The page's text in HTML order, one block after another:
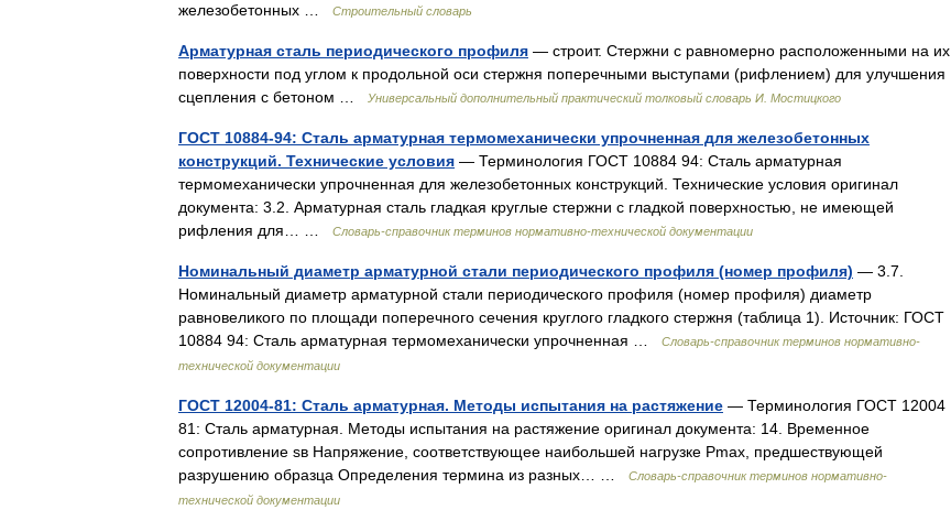
железобетонных …
Строительный словарь
Арматурная сталь периодического профиля — строит. Стержни с равномерно расположенными на их
поверхности под углом к продольной оси стержня поперечными выступами (рифлением) для улучшения
сцепления с бетоном …
Универсальный дополнительный практический толковый словарь И. Мостицкого
ГОСТ 10884-94: Сталь арматурная термомеханически упрочненная для железобетонных
конструкций. Технические условия — Терминология ГОСТ 10884 94: Сталь арматурная
термомеханически упрочненная для железобетонных конструкций. Технические условия оригинал
документа: 3.2. Арматурная сталь гладкая круглые стержни с гладкой поверхностью, не имеющей
рифления для… …
Словарь-справочник терминов нормативно-технической документации
Номинальный диаметр арматурной стали периодического профиля (номер профиля) — 3.7.
Номинальный диаметр арматурной стали периодического профиля (номер профиля) диаметр
равновеликого по площади поперечного сечения круглого гладкого стержня (таблица 1). Источник: ГОСТ
10884 94: Сталь арматурная термомеханически упрочненная …
Словарь-справочник терминов нормативно-
технической документации
ГОСТ 12004-81: Сталь арматурная. Методы испытания на растяжение — Терминология ГОСТ 12004
81: Сталь арматурная. Методы испытания на растяжение оригинал документа: 14. Временное
сопротивление sв Напряжение, соответствующее наибольшей нагрузке Pmax, предшествующей
разрушению образца Определения термина из разных… …
Словарь-справочник терминов нормативно-
технической документации